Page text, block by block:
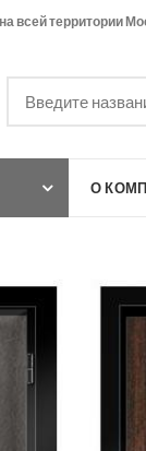
всей территории
О